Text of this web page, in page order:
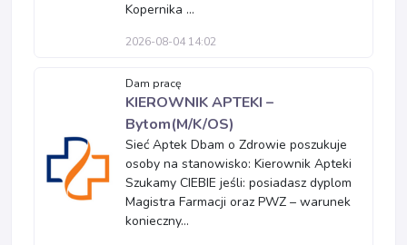
Kopernika ...
2026-08-04 14:02
Dam pracę
KIEROWNIK APTEKI –
Bytom(M/K/OS)
Sieć Aptek Dbam o Zdrowie poszukuje
osoby na stanowisko: Kierownik Apteki
Szukamy CIEBIE jeśli: posiadasz dyplom
Magistra Farmacji oraz PWZ – warunek
konieczny...